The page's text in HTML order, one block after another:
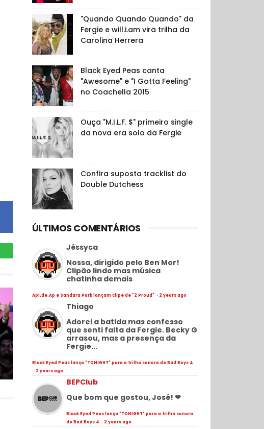
"Quando Quando Quando" da
Fergie e will.i.am vira trilha da
Carolina Herrera
Black Eyed Peas canta
"Awesome" e "I Gotta Feeling"
no Coachella 2015
Ouça "M.I.L.F. $" primeiro single
da nova era solo da Fergie
Confira suposta tracklist do
Double Dutchess
ÚLTIMOS COMENTÁRIOS
Jéssyca
Nossa, dirigido pelo Ben Mor!
Clipão lindo mas música
chatinha demais
Apl.de.Ap e Sandara Park lançam clipe de "2 Proud" · 2 years ago
Thiago
Adorei a batida mas confesso
que senti falta da Fergie. Becky G
arrasou, mas a presença da
Fergie...
Black Eyed Peas lança "TONIGHT" para a trilha sonora de Bad Boys 4
· 2 years ago
BEPClub
Que bom que gostou, José! ❤
Black Eyed Peas lança "TONIGHT" para a trilha sonora
de Bad Boys 4 · 2 years ago